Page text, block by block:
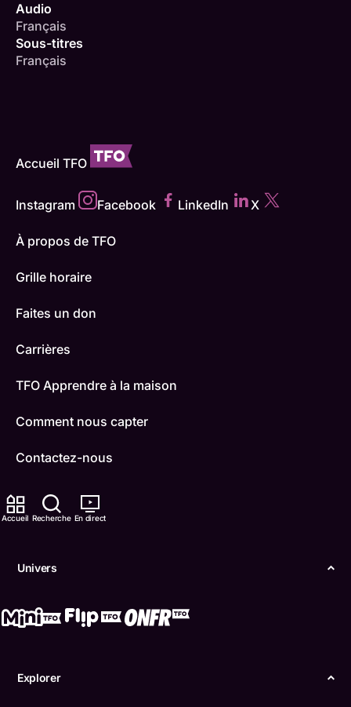
Accueil Recherche En direct
Univers
Explorer
Audio
Français
Sous-titres
Français
Accueil TFO
Instagram Facebook LinkedIn X
À propos de TFO
Grille horaire
Faites un don
Carrières
TFO Apprendre à la maison
Comment nous capter
Contactez-nous
ONFR
Boukili
Confidentialité